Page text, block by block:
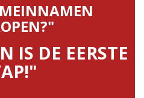
IS DE EERSTE